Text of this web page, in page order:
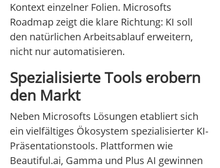
Kontext einzelner Folien. Microsofts
Roadmap zeigt die klare Richtung: KI soll
den natürlichen Arbeitsablauf erweitern,
nicht nur automatisieren.
Spezialisierte Tools erobern
den Markt
Neben Microsofts Lösungen etabliert sich
ein vielfältiges Ökosystem spezialisierter KI-
Präsentationstools. Plattformen wie
Beautiful.ai, Gamma und Plus AI gewinnen